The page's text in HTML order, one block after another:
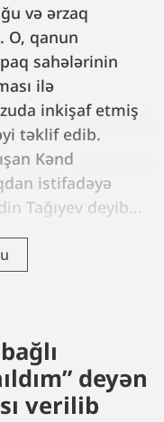
və ərzaq
O, qanun
sahələrinin
ilə
inkişaf etmiş
təklif edib.
Kənd
istifadəyə
Tağıyev deyib...
deyən
verilib